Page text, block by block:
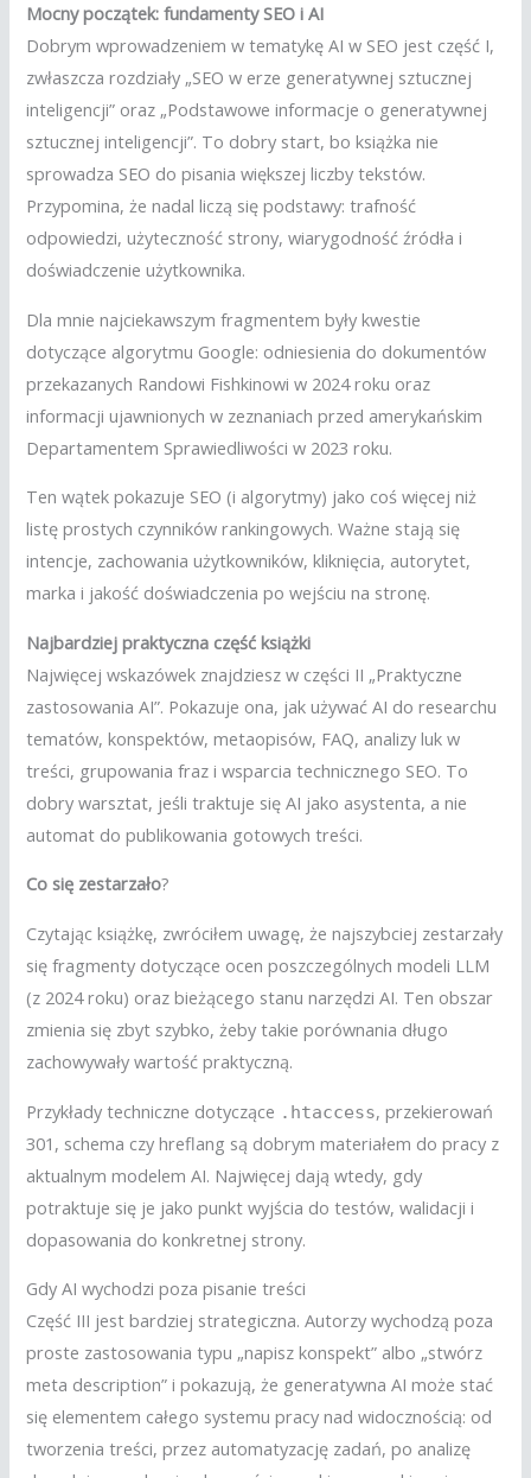
Mocny początek: fundamenty SEO i AI
Dobrym wprowadzeniem w tematykę AI w SEO jest część I,
zwłaszcza rozdziały „SEO w erze generatywnej sztucznej
inteligencji” oraz „Podstawowe informacje o generatywnej
sztucznej inteligencji”. To dobry start, bo książka nie
sprowadza SEO do pisania większej liczby tekstów.
Przypomina, że nadal liczą się podstawy: trafność
odpowiedzi, użyteczność strony, wiarygodność źródła i
doświadczenie użytkownika.
Dla mnie najciekawszym fragmentem były kwestie
dotyczące algorytmu Google: odniesienia do dokumentów
przekazanych Randowi Fishkinowi w 2024 roku oraz
informacji ujawnionych w zeznaniach przed amerykańskim
Departamentem Sprawiedliwości w 2023 roku.
Ten wątek pokazuje SEO (i algorytmy) jako coś więcej niż
listę prostych czynników rankingowych. Ważne stają się
intencje, zachowania użytkowników, kliknięcia, autorytet,
marka i jakość doświadczenia po wejściu na stronę.
Najbardziej praktyczna część książki
Najwięcej wskazówek znajdziesz w części II „Praktyczne
zastosowania AI”. Pokazuje ona, jak używać AI do researchu
tematów, konspektów, metaopisów, FAQ, analizy luk w
treści, grupowania fraz i wsparcia technicznego SEO. To
dobry warsztat, jeśli traktuje się AI jako asystenta, a nie
automat do publikowania gotowych treści.
Co się zestarzało?
Czytając książkę, zwróciłem uwagę, że najszybciej zestarzały
się fragmenty dotyczące ocen poszczególnych modeli LLM
(z 2024 roku) oraz bieżącego stanu narzędzi AI. Ten obszar
zmienia się zbyt szybko, żeby takie porównania długo
zachowywały wartość praktyczną.
Przykłady techniczne dotyczące .htaccess, przekierowań
301, schema czy hreflang są dobrym materiałem do pracy z
aktualnym modelem AI. Najwięcej dają wtedy, gdy
potraktuje się je jako punkt wyjścia do testów, walidacji i
dopasowania do konkretnej strony.
Gdy AI wychodzi poza pisanie treści
Część III jest bardziej strategiczna. Autorzy wychodzą poza
proste zastosowania typu „napisz konspekt” albo „stwórz
meta description” i pokazują, że generatywna AI może stać
się elementem całego systemu pracy nad widocznością: od
tworzenia treści, przez automatyzację zadań, po analizę